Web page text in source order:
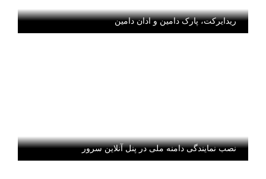
ریدایرکت، پارک دامین و ادان دامین
نصب نمایندگی دامنه ملی در پنل آنلاین سرور